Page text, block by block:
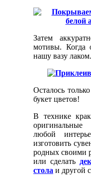
Затем
мотивы. Когда
нашу вазу лаком.
Осталось
букет цветов!
В технике
оригинальные
любой
изготовить
родных своими
или сделать
стола и другой